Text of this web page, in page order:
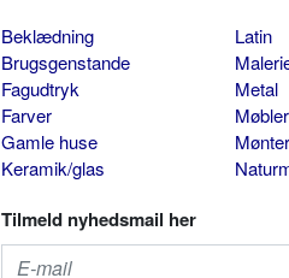
Beklædning
Brugsgenstande
Fagudtryk
Farver
Gamle huse
Keramik/glas
Latin
Metal
Møbler
Mønter
Tilmeld nyhedsmail her